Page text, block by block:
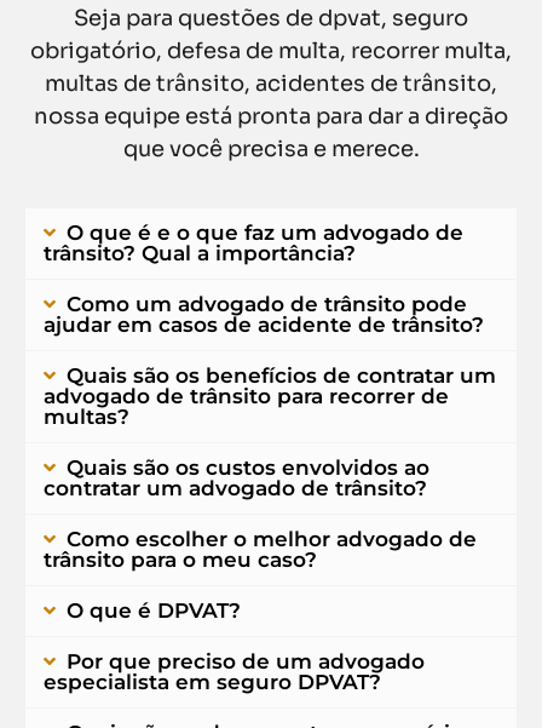
Seja para questões de dpvat, seguro
obrigatório, defesa de multa, recorrer multa,
multas de trânsito, acidentes de trânsito,
nossa equipe está pronta para dar a direção
que você precisa e merece.
O que é e o que faz um advogado de
trânsito? Qual a importância?
Como um advogado de trânsito pode
ajudar em casos de acidente de trânsito?
Quais são os benefícios de contratar um
advogado de trânsito para recorrer de
multas?
Quais são os custos envolvidos ao
contratar um advogado de trânsito?
Como escolher o melhor advogado de
trânsito para o meu caso?
O que é DPVAT?
Por que preciso de um advogado
especialista em seguro DPVAT?